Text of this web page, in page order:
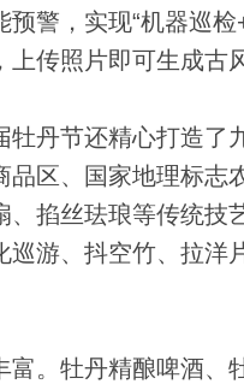
警，实现“机器巡
传照片即可生成古
节还精心打造了九
品区、国家地理标志
、掐丝珐琅等传统技
巡游、抖空竹、拉
牡丹精酿啤酒、